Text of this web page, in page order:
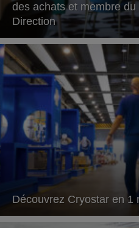
des achats et membre
Direction
Découvrez Cryostar en 1